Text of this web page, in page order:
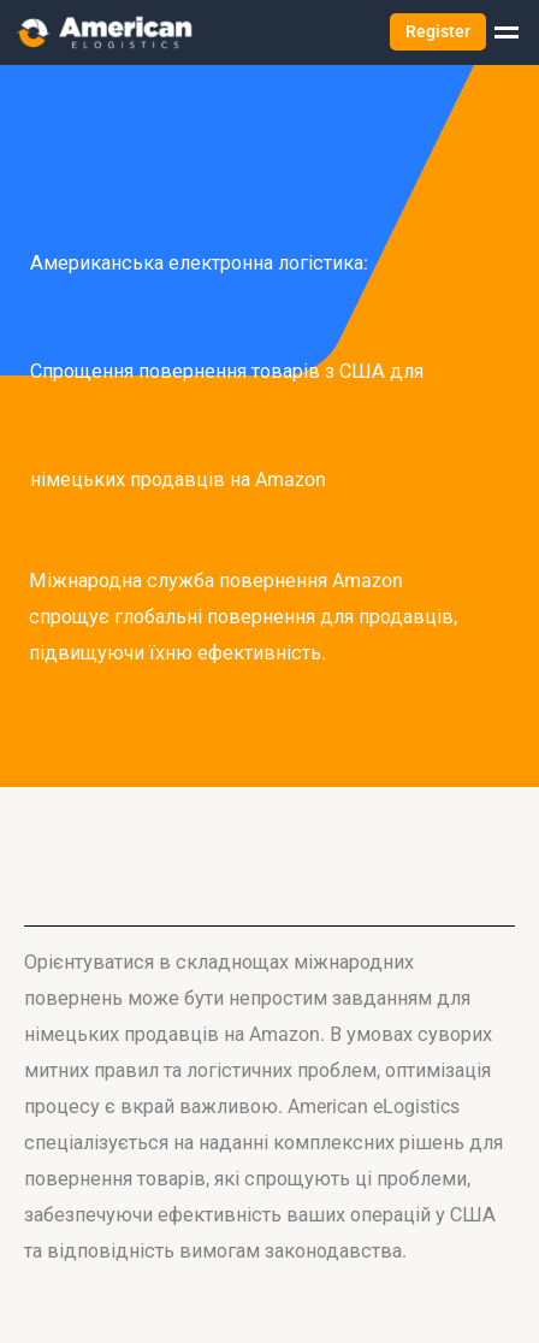
Register
Американська електронна логістика:
Спрощення повернення товарів з США для
німецьких продавців на Amazon
Міжнародна служба повернення Amazon
спрощує глобальні повернення для продавців,
підвищуючи їхню ефективність.
Орієнтуватися в складнощах міжнародних
повернень може бути непростим завданням для
німецьких продавців на Amazon. В умовах суворих
митних правил та логістичних проблем, оптимізація
процесу є вкрай важливою. American eLogistics
спеціалізується на наданні комплексних рішень для
повернення товарів, які спрощують ці проблеми,
забезпечуючи ефективність ваших операцій у США
та відповідність вимогам законодавства.